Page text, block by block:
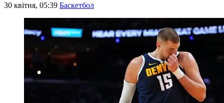
30 квітня, 05:39 Баскетбол